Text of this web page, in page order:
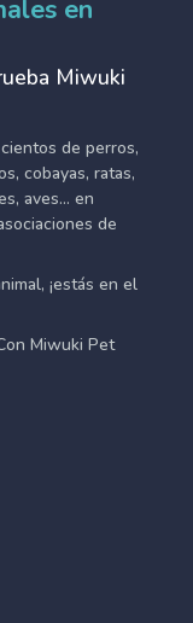
en
Miwuki
de perros,
cobayas, ratas,
aves... en
de
¡estás en el
Miwuki Pet